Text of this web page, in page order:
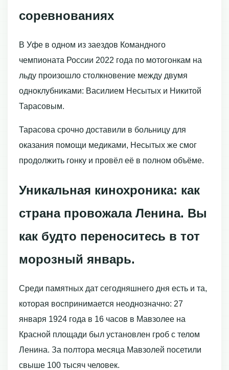
соревнованиях
В Уфе в одном из заездов Командного
чемпионата России 2022 года по мотогонкам на
льду произошло столкновение между двумя
одноклубниками: Василием Несытых и Никитой
Тарасовым.
Тарасова срочно доставили в больницу для
оказания помощи медиками, Несытых же смог
продолжить гонку и провёл её в полном объёме.
Уникальная кинохроника: как
страна провожала Ленина. Вы
как будто переноситесь в тот
морозный январь.
Среди памятных дат сегодняшнего дня есть и та,
которая воспринимается неоднозначно: 27
января 1924 года в 16 часов в Мавзолее на
Красной площади был установлен гроб с телом
Ленина. За полтора месяца Мавзолей посетили
свыше 100 тысяч человек.